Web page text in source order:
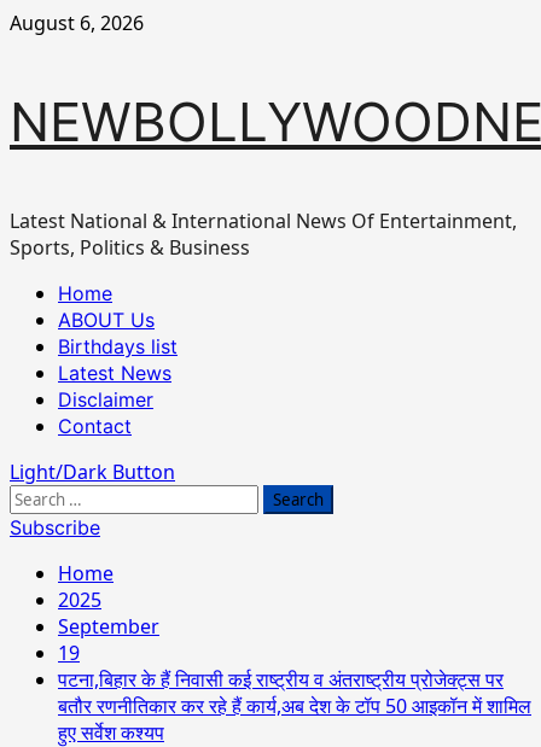
Skip
August 6, 2026
Latest National & International News Of Entertainment,
Sports, Politics & Business
Primary
Menu
Home
ABOUT Us
Birthdays list
Latest News
Disclaimer
Contact
Light/Dark Button
Search
for:
Subscribe
Home
2025
September
19
पटना,बिहार के हैं निवासी कई राष्ट्रीय व अंतराष्ट्रीय प्रोजेक्ट्स पर
बतौर रणनीतिकार कर रहे हैं कार्य,अब देश के टॉप 50 आइकॉन में शामिल
हुए सर्वेश कश्यप